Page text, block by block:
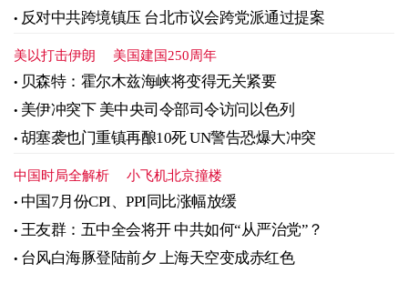
反对中共跨境镇压 台北市议会跨党派通过提案
美以打击伊朗 美国建国250周年
贝森特：霍尔木兹海峡将变得无关紧要
美伊冲突下 美中央司令部司令访问以色列
胡塞袭也门重镇再酿10死 UN警告恐爆大冲突
中国时局全解析 小飞机北京撞楼
中国7月份CPI、PPI同比涨幅放缓
王友群：五中全会将开 中共如何“从严治党”？
台风白海豚登陆前夕 上海天空变成赤红色